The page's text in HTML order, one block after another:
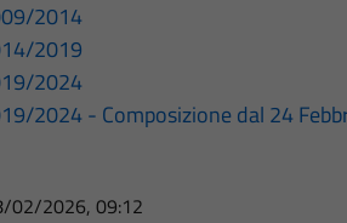
2014
2019
2024
2024 - Composizione dal 24
02/2026, 09:12